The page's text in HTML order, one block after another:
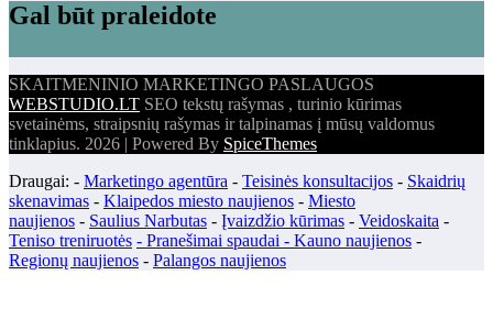
Gal būt praleidote
SKAITMENINIO MARKETINGO PASLAUGOS
WEBSTUDIO.LT SEO tekstų rašymas , turinio kūrimas
svetainėms, straipsnių rašymas ir talpinamas į mūsų valdomus
tinklapius. 2026 | Powered By SpiceThemes
Draugai: - Marketingo agentūra - Teisinės konsultacijos - Skaidrių
skenavimas - Klaipedos miesto naujienos - Miesto
naujienos - Saulius Narbutas - Įvaizdžio kūrimas - Veidoskaita -
Teniso treniruotės - Pranešimai spaudai - Kauno naujienos -
Regionų naujienos - Palangos naujienos